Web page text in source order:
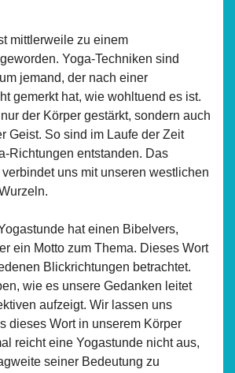
mittlerweile zu einem
Yoga-Techniken sind
jemand, der nach einer
gemerkt hat, wie wohltuend es ist.
der Körper gestärkt, sondern auch
Geist. So sind im Laufe der Zeit
Richtungen entstanden. Das
uns mit unseren westlichen
hat einen Bibelvers,
ein Motto zum Thema. Dieses Wort
Blickrichtungen betrachtet.
wie es unsere Gedanken leitet
aufzeigt. Wir lassen uns
dieses Wort in unserem Körper
reicht eine Yogastunde nicht aus,
seiner Bedeutung zu